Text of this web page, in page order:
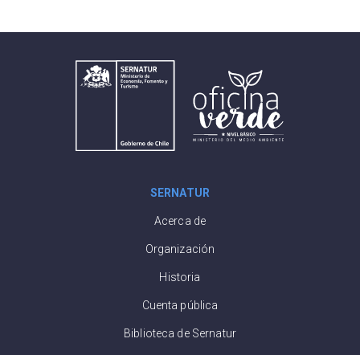
SERNATUR
Acerca de
Organización
Historia
Cuenta pública
Biblioteca de Sernatur